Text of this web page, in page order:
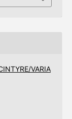
VARIA